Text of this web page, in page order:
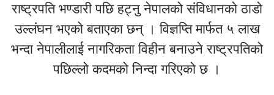
राष्ट्रपति भण्डारी पछि हट्नु नेपालको संविधानको ठाडो
उल्लंघन भएको बताएका छन् । विज्ञप्ति मार्फत ५ लाख
भन्दा नेपालीलाई नागरिकता विहीन बनाउने राष्ट्रपतिको
पछिल्लो कदमको निन्दा गरिएको छ ।